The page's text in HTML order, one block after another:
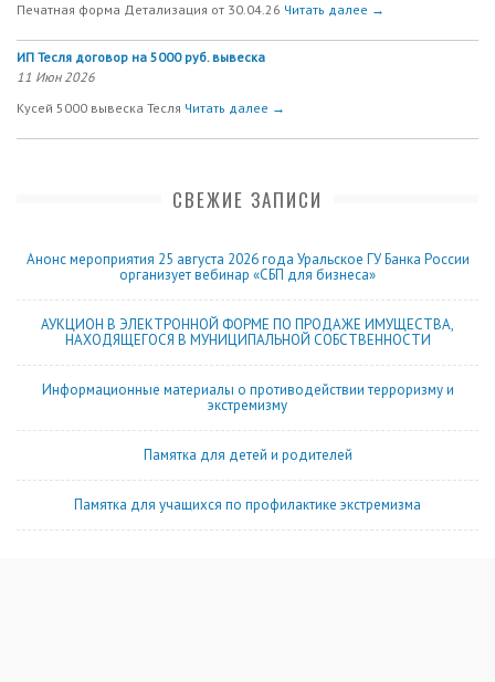
Печатная форма Детализация от 30.04.26 Читать далее →
ИП Тесля договор на 5000 руб. вывеска
11 Июн 2026
Кусей 5000 вывеска Тесля Читать далее →
СВЕЖИЕ ЗАПИСИ
Анонс мероприятия 25 августа 2026 года Уральское ГУ Банка России
организует вебинар «СБП для бизнеса»
АУКЦИОН В ЭЛЕКТРОННОЙ ФОРМЕ ПО ПРОДАЖЕ ИМУЩЕСТВА,
НАХОДЯЩЕГОСЯ В МУНИЦИПАЛЬНОЙ СОБСТВЕННОСТИ
Информационные материалы о противодействии терроризму и
экстремизму
Памятка для детей и родителей
Памятка для учащихся по профилактике экстремизма